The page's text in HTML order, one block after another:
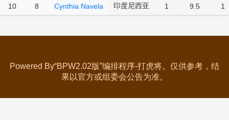
10 8 Cynthia Navela 印度尼西亚 1 9.5 1
Powered By“BPW2.02版”编排程序-打虎将。仅供参考，结
果以官方或组委会公告为准。